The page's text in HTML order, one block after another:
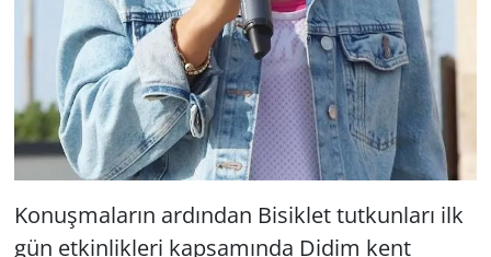
Konuşmaların ardından Bisiklet tutkunları ilk
gün etkinlikleri kapsamında Didim kent